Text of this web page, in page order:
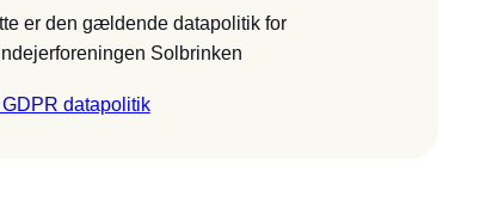
er den gældende datapolitik for
Solbrinken
GDPR datapolitik